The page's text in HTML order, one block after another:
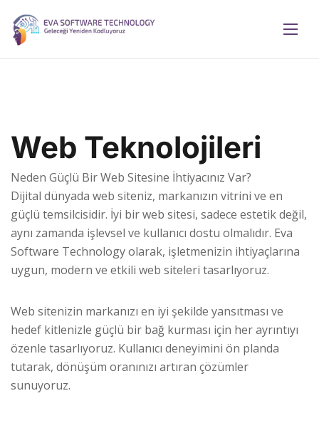
Web Teknolojileri
Neden Güçlü Bir Web Sitesine İhtiyacınız Var?
Dijital dünyada web siteniz, markanızın vitrini ve en
güçlü temsilcisidir. İyi bir web sitesi, sadece estetik değil,
aynı zamanda işlevsel ve kullanıcı dostu olmalıdır. Eva
Software Technology olarak, işletmenizin ihtiyaçlarına
uygun, modern ve etkili web siteleri tasarlıyoruz.
Web sitenizin markanızı en iyi şekilde yansıtması ve
hedef kitlenizle güçlü bir bağ kurması için her ayrıntıyı
özenle tasarlıyoruz. Kullanıcı deneyimini ön planda
tutarak, dönüşüm oranınızı artıran çözümler
sunuyoruz.